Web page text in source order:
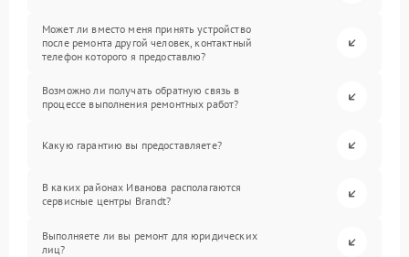
Может ли вместо меня принять устройство
после ремонта другой человек, контактный
телефон которого я предоставлю?
Возможно ли получать обратную связь в
процессе выполнения ремонтных работ?
Какую гарантию вы предоставляете?
В каких районах Иванова располагаются
сервисные центры Brandt?
Выполняете ли вы ремонт для юридических
лиц?